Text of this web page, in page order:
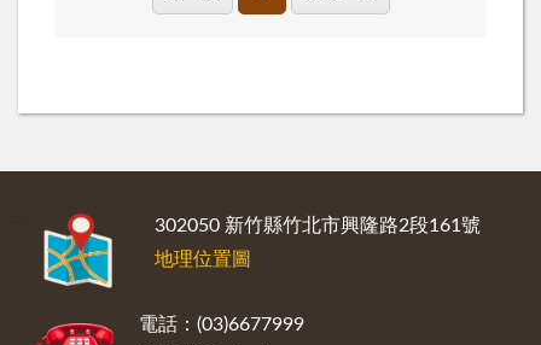
302050 新竹縣竹北市興隆路2段161號
地理位置圖
電話：(03)6677999